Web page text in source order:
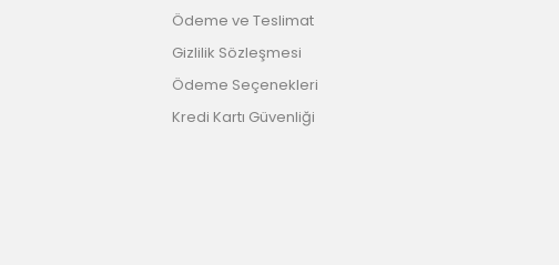
Ödeme ve Teslimat
Gizlilik Sözleşmesi
Ödeme Seçenekleri
Kredi Kartı Güvenliği